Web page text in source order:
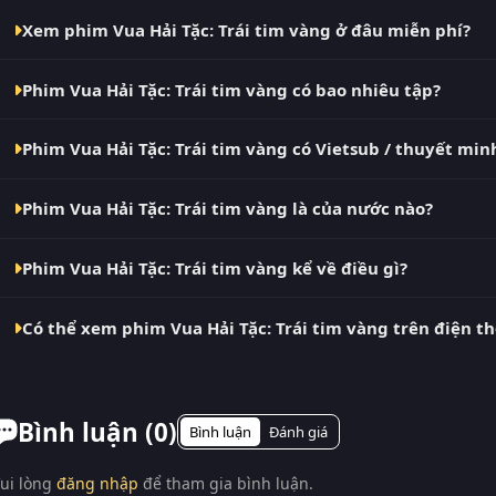
Xem phim Vua Hải Tặc: Trái tim vàng ở đâu miễn phí?
cáo, cập nhật nhanh nhất. Đây là điểm đến thay thế cho
Phim Vua Hải Tặc: Trái tim vàng có bao nhiêu tập?
phút khi nguồn có nội dung mới.
Phim Vua Hải Tặc: Trái tim vàng có Vietsub / thuyết
Phụ Đề và Thuyết Minh ngay trong trình phát.
Phim Vua Hải Tặc: Trái tim vàng là của nước nào?
Phim Vua Hải Tặc: Trái tim vàng kể về điều gì?
nhất gần đây? Vua Hải Tặc: Trái tim vàng (One Piece: Heart
Có thể xem phim Vua Hải Tặc: Trái tim vàng trên điện
Bình luận (0) Bình luận Đánh giá
lòng đăng nhập để tham gia bình luận.